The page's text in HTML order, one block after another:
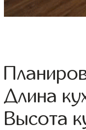
Длина
Высота